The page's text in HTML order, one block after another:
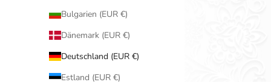
Bulgarien (EUR €)
Dänemark (EUR €)
Deutschland (EUR €)
Estland (EUR €)